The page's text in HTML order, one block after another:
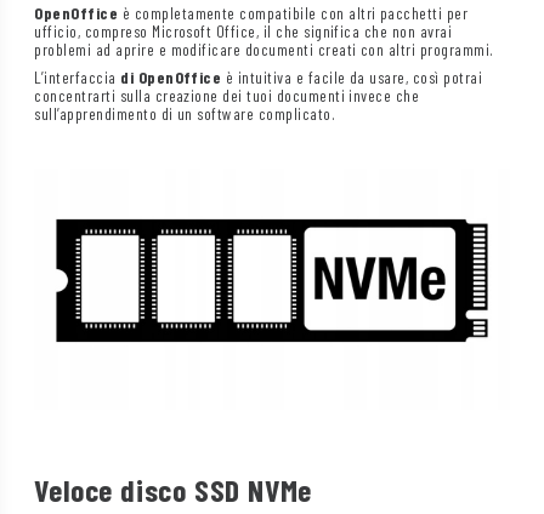
OpenOffice è completamente compatibile con altri pacchetti per
ufficio, compreso Microsoft Office, il che significa che non avrai
problemi ad aprire e modificare documenti creati con altri programmi.
L’interfaccia di OpenOffice è intuitiva e facile da usare, così potrai
concentrarti sulla creazione dei tuoi documenti invece che
sull’apprendimento di un software complicato.
Veloce disco SSD NVMe